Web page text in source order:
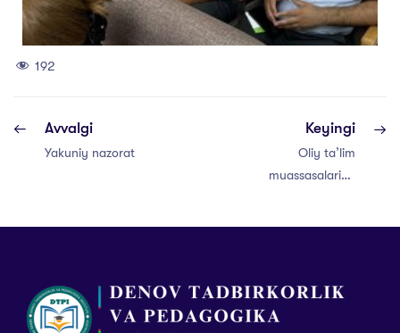
192
Avvalgi
Yakuniy nazorat
Keyingi
Oliy taʼlim
muassasalarida
qilindi